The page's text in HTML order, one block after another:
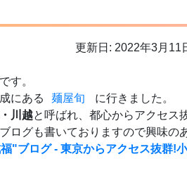
更新日: 2022年3月11
す。
にある
麺屋旬
に行きました。
川越と呼ばれ、都心からアクセス
ログも書いておりますので興味の
"ブログ - 東京からアクセス抜群!